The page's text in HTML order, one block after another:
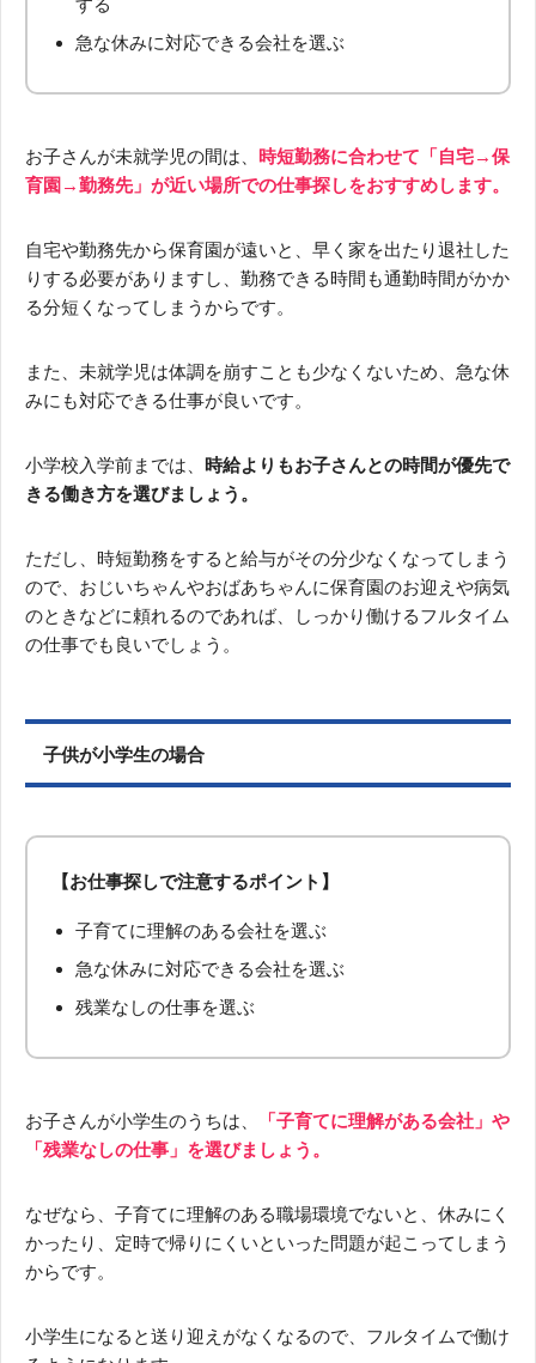
する
急な休みに対応できる会社を選ぶ
お子さんが未就学児の間は、 時短勤務に合わせて「自宅→保
育園→勤務先」が近い場所での仕事探しをおすすめします。
自宅や勤務先から保育園が遠いと、早く家を出たり退社した
りする必要がありますし、勤務できる時間も通勤時間がかか
る分短くなってしまうからです。
また、未就学児は体調を崩すことも少なくないため、急な休
みにも対応できる仕事が良いです。
小学校入学前までは、 時給よりもお子さんとの時間が優先で
きる働き方を選びましょう。
ただし、時短勤務をすると給与がその分少なくなってしまう
ので、おじいちゃんやおばあちゃんに保育園のお迎えや病気
のときなどに頼れるのであれば、しっかり働けるフルタイム
の仕事でも良いでしょう。
子供が小学生の場合
【お仕事探しで注意するポイント】
子育てに理解のある会社を選ぶ
急な休みに対応できる会社を選ぶ
残業なしの仕事を選ぶ
お子さんが小学生のうちは、
「子育てに理解がある会社」や
「残業なしの仕事」を選びましょう。
なぜなら、子育てに理解のある職場環境でないと、休みにく
かったり、定時で帰りにくいといった問題が起こってしまう
からです。
小学生になると送り迎えがなくなるので、フルタイムで働け